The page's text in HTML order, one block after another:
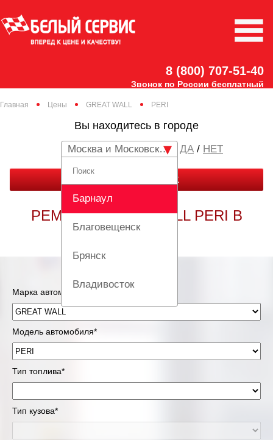
8 (800) 707-51-40
Звонок по России бесплатный
Главная Цены GREAT WALL PERI
Вы находитесь в городе
Москва и Московская область
Барнаул
Благовещенск
Брянск
Владивосток
Екатеринбург
Киров
/ НЕТ
ЗАКАЗАТЬ ЗВОНОК
РЕМОНТ GREAT WALL PERI В
МОСКВЕ
Марка автомобиля*
Модель автомобиля*
Тип топлива*
Тип кузова*